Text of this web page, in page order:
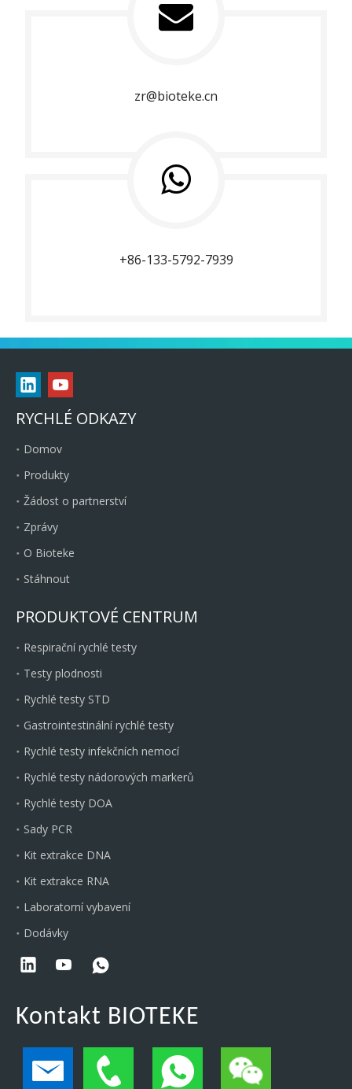
zr@bioteke.cn
+86-133-5792-7939
RYCHLÉ ODKAZY
Domov
Produkty
Žádost o partnerství
Zprávy
O Bioteke
Stáhnout
PRODUKTOVÉ CENTRUM
Respirační rychlé testy
Testy plodnosti
Rychlé testy STD
Gastrointestinální rychlé testy
Rychlé testy infekčních nemocí
Rychlé testy nádorových markerů
Rychlé testy DOA
Sady PCR
Kit extrakce DNA
Kit extrakce RNA
Laboratorní vybavení
Dodávky
Kontakt BIOTEKE